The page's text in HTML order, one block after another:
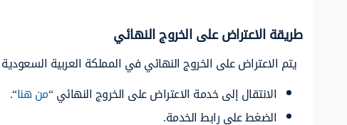
طريقة الاعتراض على الخروج النهائي
يتم الاعتراض على الخروج النهائي في المملكة العربية السعودية
الانتقال إلى خدمة الاعتراض على الخروج النهائي “من هنا“.
الضغط على رابط الخدمة.